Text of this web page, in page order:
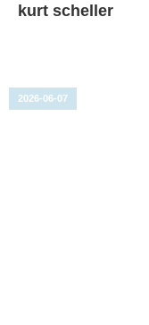
kurt scheller
2026-06-07